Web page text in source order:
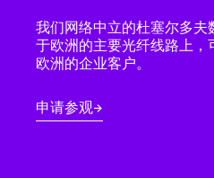
关于
我们网络中立的杜塞尔多夫
于欧洲的主要光纤线路上，
欧洲的企业客户。
申请参观